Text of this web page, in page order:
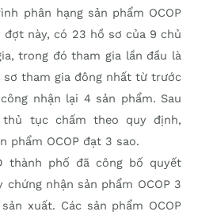
phân hạng sản phẩm OCOP
đợt này, có 23 hồ sơ của 9 chủ
trong đó tham gia lần đầu là
sơ tham gia đông nhất từ trước
nhận lại 4 sản phẩm. Sau
tục chấm theo quy định,
phẩm OCOP đạt 3 sao.
thành phố đã công bố quyết
nhận sản phẩm OCOP 3
xuất. Các sản phẩm OCOP